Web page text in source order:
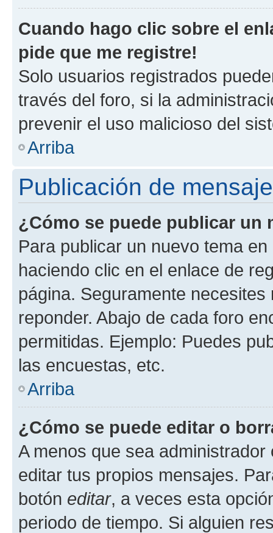
Cuando hago clic sobre el
pide que me registre!
Solo usuarios registrados
través del foro, si la
prevenir el uso malicioso del
Arriba
Publicación de
¿Cómo se puede publicar un
Para publicar un nuevo tema
haciendo clic en el enlace de
página. Seguramente
reponder. Abajo de cada foro
permitidas. Ejemplo: Puedes
las encuestas, etc.
Arriba
¿Cómo se puede editar o
A menos que sea
editar tus propios mensajes.
botón editar, a veces esta
periodo de tiempo. Si alguien